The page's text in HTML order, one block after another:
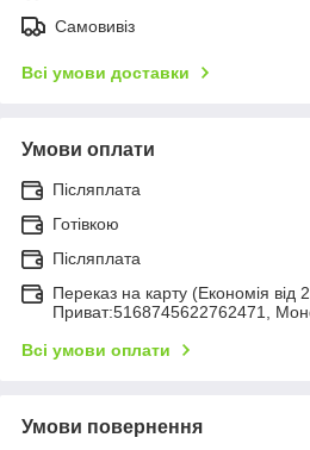
Самовивіз
Всі умови доставки
Умови оплати
Післяплата
Готівкою
Післяплата
Переказ на карту (Економія від
Приват:5168745622762471,
Всі умови оплати
Умови повернення